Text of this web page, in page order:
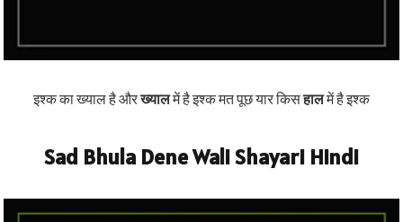
इश्क का ख्याल है औरख्यालमें है इश्क मत पूछ यार किसहालमें है इश्क
Sad Bhula Dene Wali Shayari Hindi